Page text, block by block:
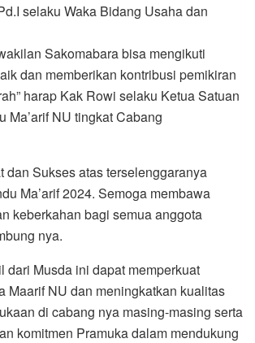
selaku Waka Bidang Usaha dan
Sakomabara bisa mengikuti
dan memberikan kontribusi pemikiran
harap Kak Rowi selaku Ketua Satuan
Ma’arif NU tingkat Cabang
dan Sukses atas terselenggaranya
Ma’arif 2024. Semoga membawa
keberkahan bagi semua anggota
nya.
dari Musda ini dapat memperkuat
Maarif NU dan meningkatkan kualitas
di cabang nya masing-masing serta
komitmen Pramuka dalam mendukung